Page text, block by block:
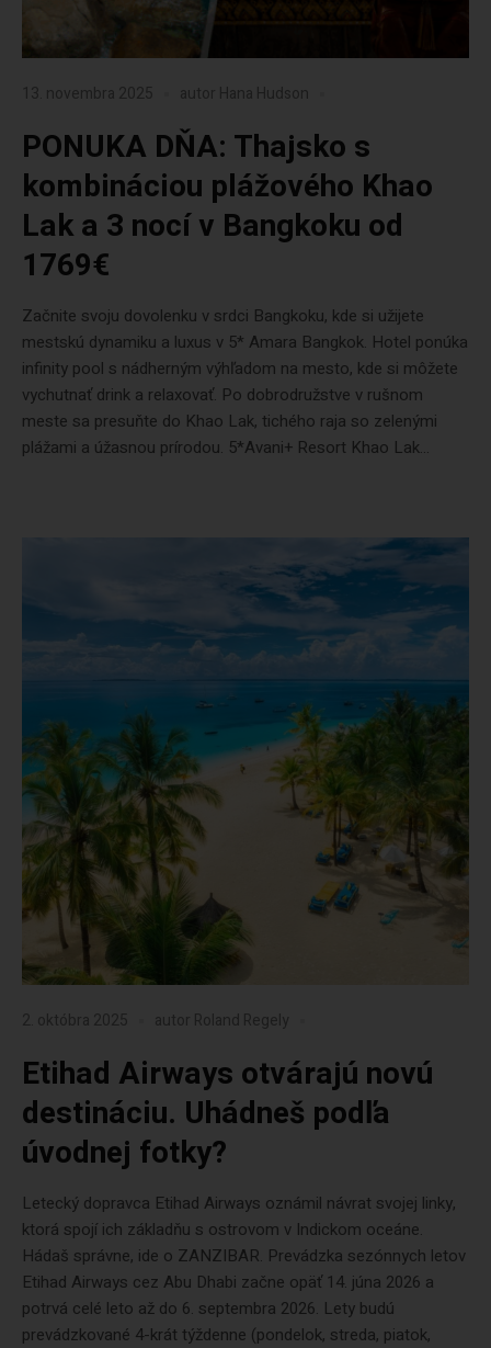
13. novembra 2025 autor Hana Hudson
PONUKA DŇA: Thajsko s
kombináciou plážového Khao
Lak a 3 nocí v Bangkoku od
1769€
Začnite svoju dovolenku v srdci Bangkoku, kde si užijete
mestskú dynamiku a luxus v 5* Amara Bangkok. Hotel ponúka
infinity pool s nádherným výhľadom na mesto, kde si môžete
vychutnať drink a relaxovať. Po dobrodružstve v rušnom
meste sa presuňte do Khao Lak, tichého raja so zelenými
plážami a úžasnou prírodou. 5*Avani+ Resort Khao Lak...
2. októbra 2025 autor Roland Regely
Etihad Airways otvárajú novú
destináciu. Uhádneš podľa
úvodnej fotky?
Letecký dopravca Etihad Airways oznámil návrat svojej linky,
ktorá spojí ich základňu s ostrovom v Indickom oceáne.
Hádaš správne, ide o ZANZIBAR. Prevádzka sezónnych letov
Etihad Airways cez Abu Dhabi začne opäť 14. júna 2026 a
potrvá celé leto až do 6. septembra 2026. Lety budú
prevádzkované 4-krát týždenne (pondelok, streda, piatok,